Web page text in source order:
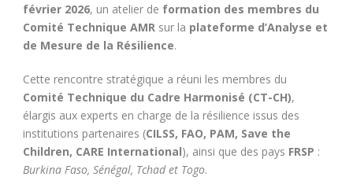
février 2026, un atelier de formation des membres du
Comité Technique AMR sur la plateforme d’Analyse et
de Mesure de la Résilience.
Cette rencontre stratégique a réuni les membres du
Comité Technique du Cadre Harmonisé (CT-CH),
élargis aux experts en charge de la résilience issus des
institutions partenaires (CILSS, FAO, PAM, Save the
Children, CARE International), ainsi que des pays FRSP :
Burkina Faso, Sénégal, Tchad et Togo.